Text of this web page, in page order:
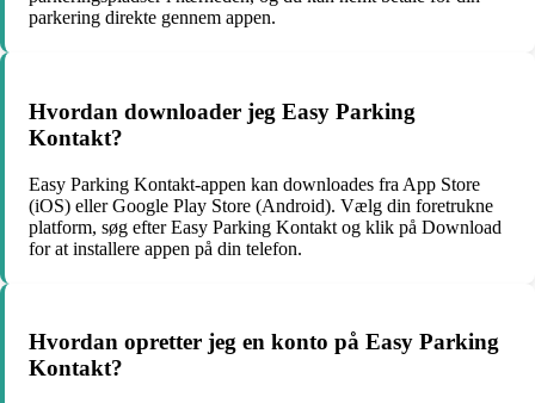
parkering direkte gennem appen.
Hvordan downloader jeg Easy Parking
Kontakt?
Easy Parking Kontakt-appen kan downloades fra App Store
(iOS) eller Google Play Store (Android). Vælg din foretrukne
platform, søg efter Easy Parking Kontakt og klik på Download
for at installere appen på din telefon.
Hvordan opretter jeg en konto på Easy Parking
Kontakt?